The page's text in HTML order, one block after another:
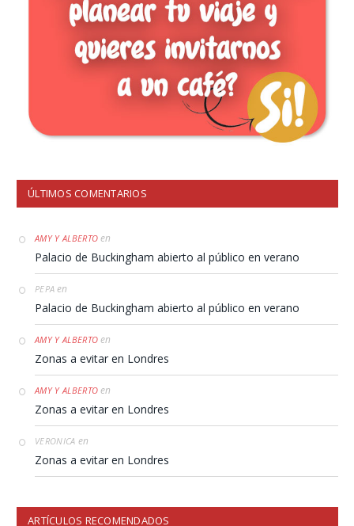
ÚLTIMOS COMENTARIOS
AMY Y ALBERTO en
Palacio de Buckingham abierto al público en verano
PEPA en
Palacio de Buckingham abierto al público en verano
AMY Y ALBERTO en
Zonas a evitar en Londres
AMY Y ALBERTO en
Zonas a evitar en Londres
VERONICA en
Zonas a evitar en Londres
ARTÍCULOS RECOMENDADOS